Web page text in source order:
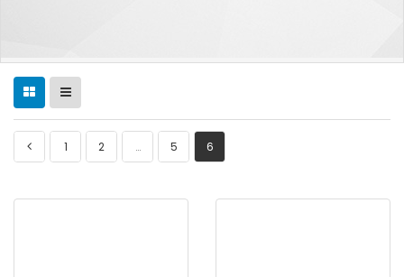
1 2 … 5 6